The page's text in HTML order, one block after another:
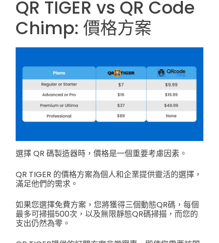
QR TIGER vs QR Code
Chimp: 價格方案
選擇 QR 碼製造器時，價格是一個重要考慮因素。
QR TIGER 的價格方案為個人和企業提供靈活的選擇，
滿足他們的需求。
如果您選擇免費方案，您將獲得三個動態QR碼，每個
最多可掃描500次，以及無限靜態QR碼掃描，而您的
支出仍然為零。